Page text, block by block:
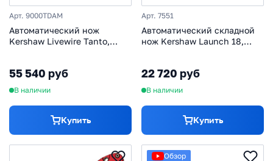
Арт. 9000TDAM
Автоматический нож
Kershaw Livewire Tanto,
55 540 руб
В наличии
Купить
Арт. 7551
Автоматический складной
нож Kershaw Launch 18,
22 720 руб
В наличии
Купить
Обзор